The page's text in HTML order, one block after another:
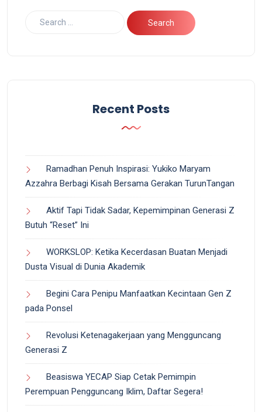
Recent Posts
Ramadhan Penuh Inspirasi: Yukiko Maryam
Azzahra Berbagi Kisah Bersama Gerakan TurunTangan
Aktif Tapi Tidak Sadar, Kepemimpinan Generasi Z
Butuh “Reset” Ini
WORKSLOP: Ketika Kecerdasan Buatan Menjadi
Dusta Visual di Dunia Akademik
Begini Cara Penipu Manfaatkan Kecintaan Gen Z
pada Ponsel
Revolusi Ketenagakerjaan yang Mengguncang
Generasi Z
Beasiswa YECAP Siap Cetak Pemimpin
Perempuan Pengguncang Iklim, Daftar Segera!